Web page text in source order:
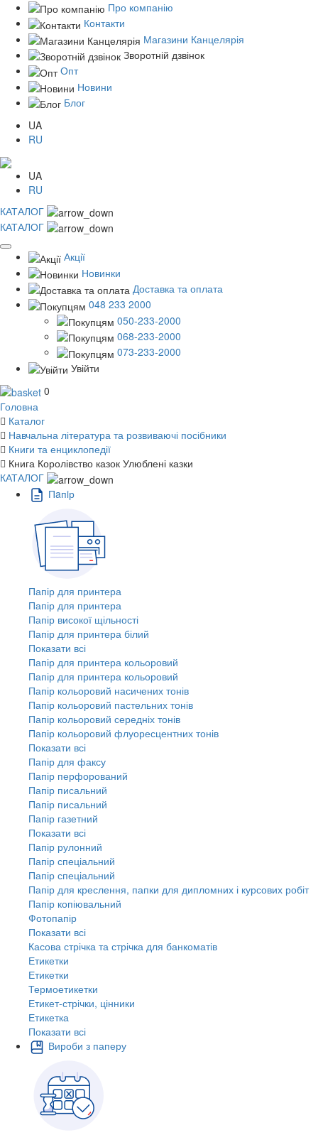
Про компанію
Контакти
Магазини Канцелярія
Зворотній дзвінок
Опт
Новини
Блог
UA
RU
UA
RU
КАТАЛОГ
КАТАЛОГ
Акції
Новинки
Доставка та оплата
048 233 2000
050-233-2000
068-233-2000
073-233-2000
Увійти
0
Головна
Каталог
Навчальна література та розвиваючі посібники
Книги та енциклопедії
Книга Королівство казок Улюблені казки
КАТАЛОГ
Пaпiр
Папір для принтера
Папір для принтера
Папір високої щільності
Папір для принтера білий
Показати всі
Папір для принтера кольоровий
Папір для принтера кольоровий
Папір кольоровий насичених тонів
Папір кольоровий пастельних тонів
Папір кольоровий середніх тонів
Папір кольоровий флуоресцентних тонів
Показати всі
Папір для факсу
Папір перфорований
Папір писальний
Папір писальний
Папір газетний
Показати всі
Папір рулонний
Папір спеціальний
Папір спеціальний
Папір для креслення, папки для дипломних і курсових робіт
Папір копіювальний
Фотопапір
Показати всі
Касова стрічка та стрічка для банкоматів
Етикетки
Етикетки
Термоетикетки
Етикет-стрічки, цінники
Етикетка
Показати всі
Вироби з паперу